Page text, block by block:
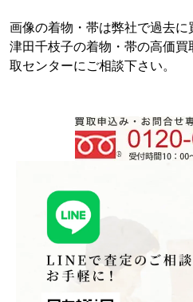
画像の着物・帯は弊社で過去に
津田千枝子の着物・帯の高価
取センターにご相談下さい。